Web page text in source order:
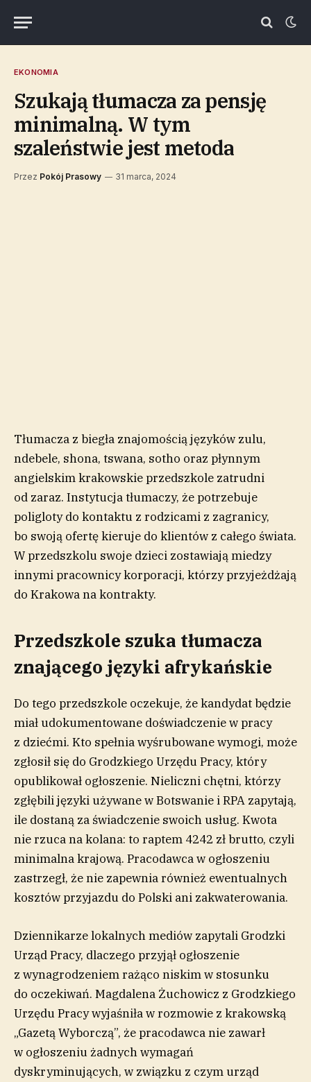
EKONOMIA
Szukają tłumacza za pensję
minimalną. W tym
szaleństwie jest metoda
Przez Pokój Prasowy 31 marca, 2024
Tłumacza z biegła znajomością języków zulu,
ndebele, shona, tswana, sotho oraz płynnym
angielskim krakowskie przedszkole zatrudni
od zaraz. Instytucja tłumaczy, że potrzebuje
poligloty do kontaktu z rodzicami z zagranicy,
bo swoją ofertę kieruje do klientów z całego świata.
W przedszkolu swoje dzieci zostawiają miedzy
innymi pracownicy korporacji, którzy przyjeżdżają
do Krakowa na kontrakty.
Przedszkole szuka tłumacza
znającego języki afrykańskie
Do tego przedszkole oczekuje, że kandydat będzie
miał udokumentowane doświadczenie w pracy
z dziećmi. Kto spełnia wyśrubowane wymogi, może
zgłosił się do Grodzkiego Urzędu Pracy, który
opublikował ogłoszenie. Nieliczni chętni, którzy
zgłębili języki używane w Botswanie i RPA zapytają,
ile dostaną za świadczenie swoich usług. Kwota
nie rzuca na kolana: to raptem 4242 zł brutto, czyli
minimalna krajową. Pracodawca w ogłoszeniu
zastrzegł, że nie zapewnia również ewentualnych
kosztów przyjazdu do Polski ani zakwaterowania.
Dziennikarze lokalnych mediów zapytali Grodzki
Urząd Pracy, dlaczego przyjął ogłoszenie
z wynagrodzeniem rażąco niskim w stosunku
do oczekiwań. Magdalena Żuchowicz z Grodzkiego
Urzędu Pracy wyjaśniła w rozmowie z krakowską
„Gazetą Wyborczą”, że pracodawca nie zawarł
w ogłoszeniu żadnych wymagań
dyskryminujących, w związku z czym urząd